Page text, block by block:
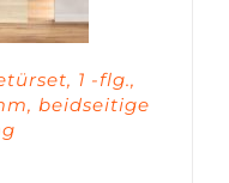
1 -flg.,
beidseitige